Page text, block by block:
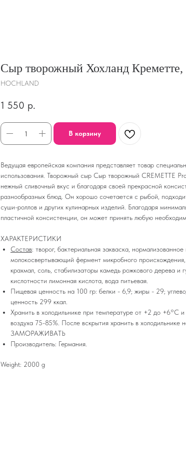
Сыр творожный Хохланд Креметте,
HOCHLAND
1 550 р.
В корзину
Ведущая европейская компания представляет товар
использования. Творожный сыр Сыр творожный CREMETTE
нежный сливочный вкус и благодаря своей прекрасной
разнообразных блюд. Он хорошо сочетается с рыбой,
суши-роллов и других кулинарных изделий. Благодаря
пластичной консистенции, он может принять любую
ХАРАКТЕРИСТИКИ
Состав: творог, бактериальная закваска,
молокосвертывающий фермент микробного происхождения,
крахмал, соль, стабилизаторы камедь рожкового дерева и
кислотности лимонная кислота, вода питьевая.
Пищевая ценность на 100 гр: белки - 6,9; жиры - 29;
ценность 299 ккал.
Хранить в холодильнике при температуре от +2 до +6°С и
воздуха 75-85%. После вскрытия хранить в холодильнике
ЗАМОРАЖИВАТЬ
Производитель: Германия.
Weight: 2000 g